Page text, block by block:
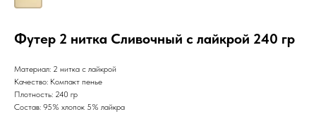
Футер 2 нитка Сливочный с лайкрой 240 гр
Материал: 2 нитка с лайкрой
Качество: Компакт пенье
Плотность: 240 гр
Состав: 95% хлопок 5% лайкра